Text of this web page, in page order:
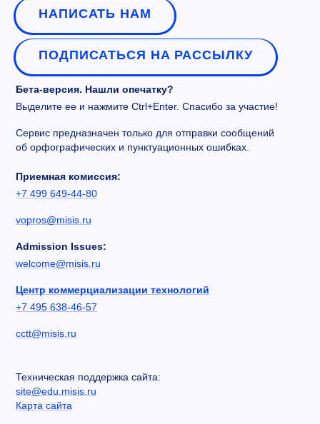
НАПИСАТЬ НАМ
ПОДПИСАТЬСЯ НА РАССЫЛКУ
Бета-версия. Нашли опечатку?
Выделите ее и нажмите Ctrl+Enter. Спасибо за участие!
Сервис предназначен только для отправки сообщений
об орфографических и пунктуационных ошибках.
Приемная комиссия:
+7 499 649-44-80
vopros@misis.ru
Admission Issues:
welcome@misis.ru
Центр коммерциализации технологий
+7 495 638-46-57
cctt@misis.ru
Техническая поддержка сайта:
site@edu.misis.ru
Карта сайта